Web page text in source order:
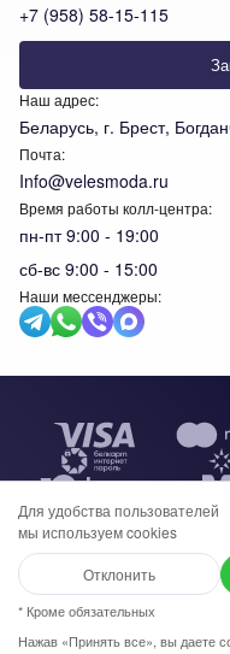
Написать в WhatsApp
Выберите размер:
+7 (958) 58-15-115
Наш адрес:
Беларусь, г. Брест,
Почта:
Info@velesmoda.ru
Время работы колл-центра:
пн-пт 9:00 - 19:00
сб-вс 9:00 - 15:00
Наши мессенджеры:
Общество с
УНП 291610720.
администрацией
торговом реестре
Для удобства пользователей
мы используем cookies
Отклонить
* Кроме обязательных
Нажав «Принять все», вы даете